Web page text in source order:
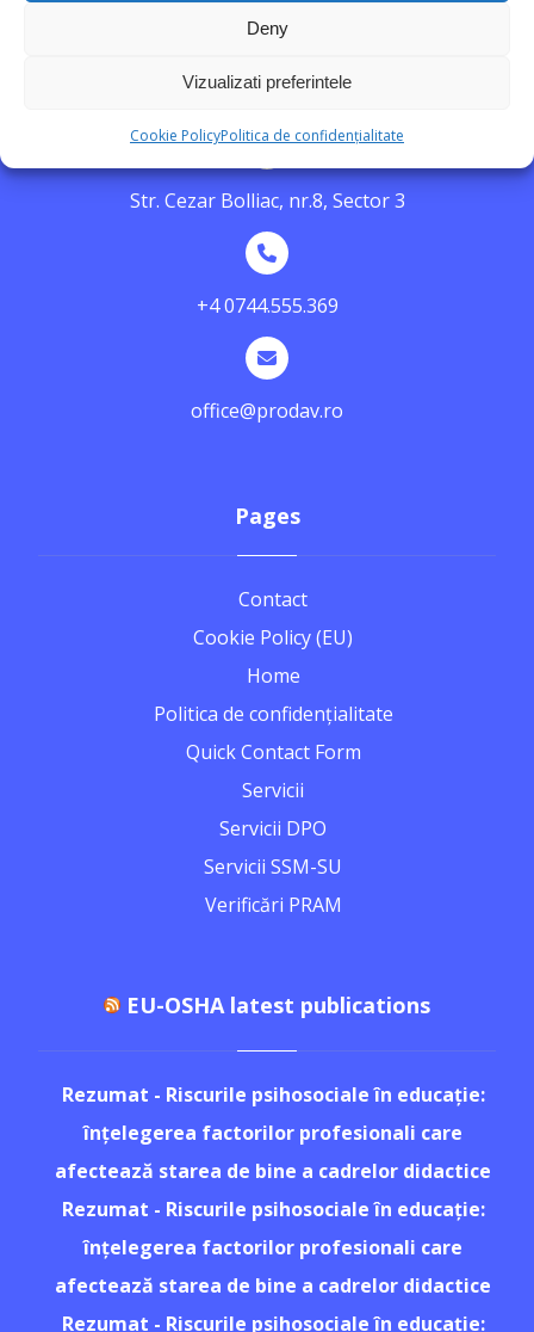
Deny
Vizualizati preferintele
Cookie PolicyPolitica de confidențialitate
Str. Cezar Bolliac, nr.8, Sector 3
+4 0744.555.369
office@prodav.ro
Pages
Contact
Cookie Policy (EU)
Home
Politica de confidențialitate
Quick Contact Form
Servicii
Servicii DPO
Servicii SSM-SU
Verificări PRAM
EU-OSHA latest publications
Rezumat - Riscurile psihosociale în educație:
înțelegerea factorilor profesionali care
afectează starea de bine a cadrelor didactice
Rezumat - Riscurile psihosociale în educație:
înțelegerea factorilor profesionali care
afectează starea de bine a cadrelor didactice
Rezumat - Riscurile psihosociale în educație: